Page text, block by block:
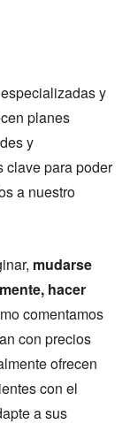
y
planes
y
clave para poder
a nuestro
mudarse
hacer
comentamos
con precios
ofrecen
con el
a sus